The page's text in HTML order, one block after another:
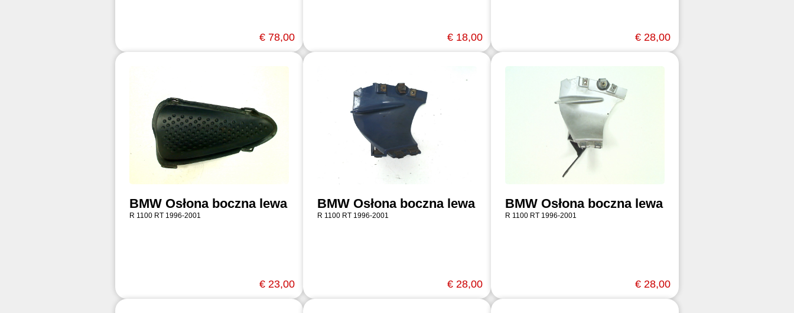
€ 78,00 € 18,00 € 28,00
BMW Osłona boczna lewa
R 1100 RT 1996-2001
€ 23,00
BMW Osłona boczna lewa
R 1100 RT 1996-2001
€ 28,00
BMW Osłona boczna lewa
R 1100 RT 1996-2001
€ 28,00